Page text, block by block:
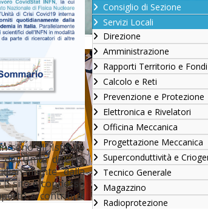
seno all’ Istituto
di Crisi
dalla
il sito è connesso
a contributi
Consiglio di Sezione
Servizi Locali
Direzione
Amministrazione
Rapporti Territorio e
Calcolo e Reti
Prevenzione e Protezione
Elettronica e Rivelatori
Officina Meccanica
Progettazione Meccanica
Superconduttività e
Tecnico Generale
Magazzino
Radioprotezione